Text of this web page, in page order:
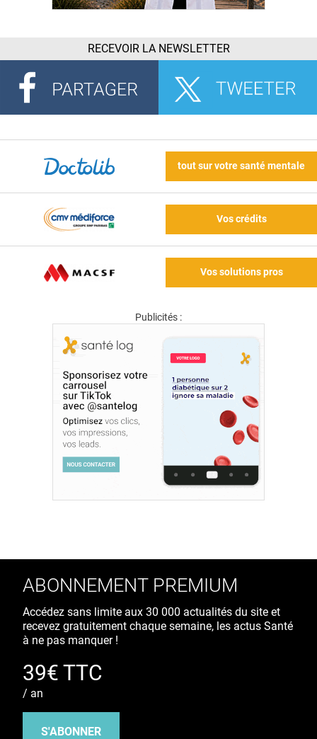
RECEVOIR LA NEWSLETTER
tout sur votre santé mentale
Vos crédits
Vos solutions pros
Publicités :
ABONNEMENT PREMIUM
Accédez sans limite aux 30 000 actualités du site et
recevez gratuitement chaque semaine, les actus Santé
à ne pas manquer !
39€ TTC
/ an
S'ABONNER